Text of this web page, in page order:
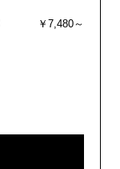
￥7,480～